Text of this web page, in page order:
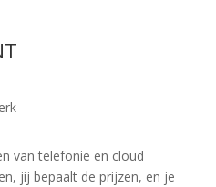
van telefonie en cloud
jij bepaalt de prijzen, en je